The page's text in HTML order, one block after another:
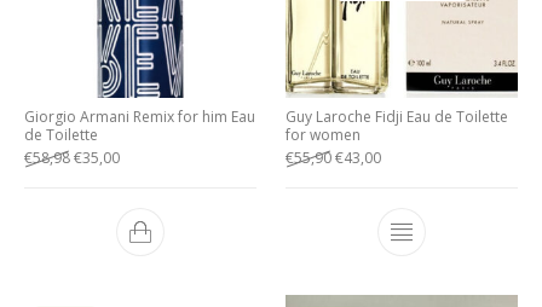
Giorgio Armani Remix for him Eau
de Toilette
€58,98€35,00
Guy Laroche Fidji Eau de Toilette
for women
€55,90€43,00